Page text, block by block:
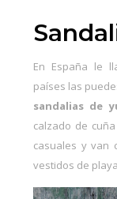
En España le
países las
sandalias de
calzado de
casuales y van
vestidos de playa